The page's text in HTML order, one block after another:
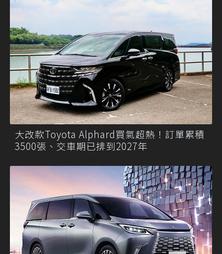
大改款Toyota Alphard買氣超熱！訂單累積
3500張、交車期已排到2027年